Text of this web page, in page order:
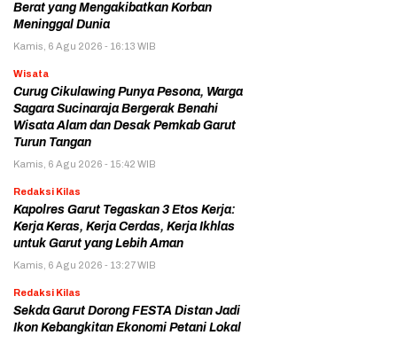
Berat yang Mengakibatkan Korban
Meninggal Dunia
Kamis, 6 Agu 2026 - 16:13 WIB
Wisata
Curug Cikulawing Punya Pesona, Warga
Sagara Sucinaraja Bergerak Benahi
Wisata Alam dan Desak Pemkab Garut
Turun Tangan
Kamis, 6 Agu 2026 - 15:42 WIB
Redaksi Kilas
Kapolres Garut Tegaskan 3 Etos Kerja:
Kerja Keras, Kerja Cerdas, Kerja Ikhlas
untuk Garut yang Lebih Aman
Kamis, 6 Agu 2026 - 13:27 WIB
Redaksi Kilas
Sekda Garut Dorong FESTA Distan Jadi
Ikon Kebangkitan Ekonomi Petani Lokal